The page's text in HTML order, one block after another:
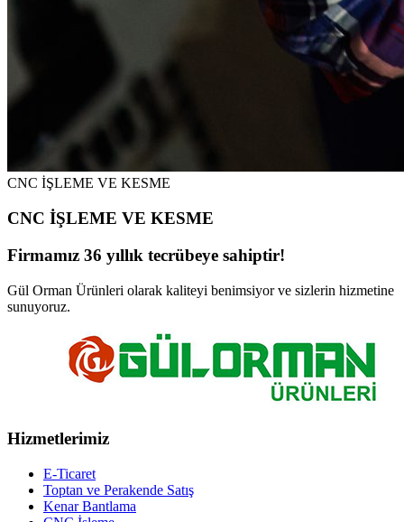
CNC İŞLEME VE KESME
CNC İŞLEME VE KESME
Firmamız 36 yıllık tecrübeye sahiptir!
Gül Orman Ürünleri olarak kaliteyi benimsiyor ve sizlerin hizmetine
sunuyoruz.
Hizmetlerimiz
E-Ticaret
Toptan ve Perakende Satış
Kenar Bantlama